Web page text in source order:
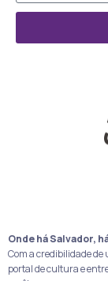
Onde há Salvador,
Com a credibilidade
portal de cultura e